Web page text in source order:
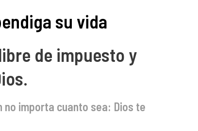
su vida
de impuesto y
no importa cuanto sea: Dios te